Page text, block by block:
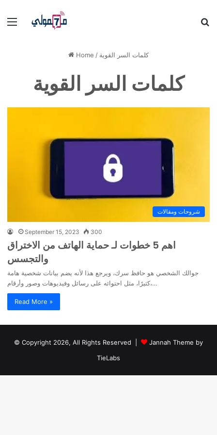
Menu
Home / كلمات السر القوية
كلمات السر القوية
شروحات ومقالات
September 15, 2023 300
اهم 5 خطوات لـ حماية الهاتف من الاختراق
والتجسس
جوالك الشخصي هو حافظ سرك، ويرجع هذا لأنه يضم بيانات شخصية هامة
كثيرًا، مثل احتوائه على رسائل وفيديوهات وصور وأرقام،…
Read More »
© Copyright 2026, All Rights Reserved |
Jannah Theme by
TieLabs